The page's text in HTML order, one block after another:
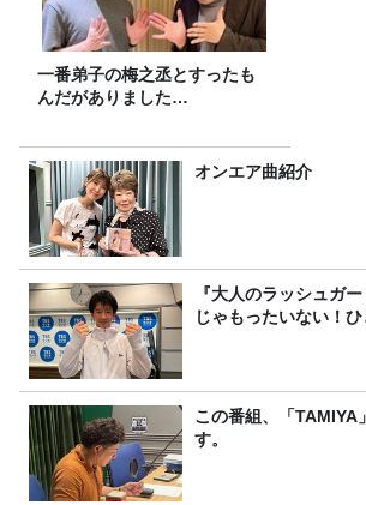
一番弟子の梅之丞とすったも
んだがありました…
オンエア曲紹介
『大人のラッシュガ
じゃもったいない！
この番組、「TAMIYA
す。